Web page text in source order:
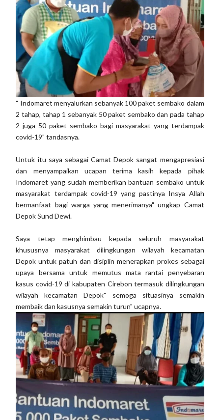
" Indomaret menyalurkan sebanyak 100 paket sembako dalam
2 tahap, tahap 1 sebanyak 50 paket sembako dan pada tahap
2 juga 50 paket sembako bagi masyarakat yang terdampak
covid-19" tandasnya.
Untuk itu saya sebagai Camat Depok sangat mengapresiasi
dan menyampaikan ucapan terima kasih kepada pihak
Indomaret yang sudah memberikan bantuan sembako untuk
masyarakat terdampak covid-19 yang pastinya Insya Allah
bermanfaat bagi warga yang menerimanya" ungkap Camat
Depok Sund Dewi.
Saya tetap menghimbau kepada seluruh masyarakat
khususnya masyarakat dilingkungan wilayah kecamatan
Depok untuk patuh dan disiplin menerapkan prokes sebagai
upaya bersama untuk memutus mata rantai penyebaran
kasus covid-19 di kabupaten Cirebon termasuk dilingkungan
wilayah kecamatan Depok" semoga situasinya semakin
membaik dan kasusnya semakin turun" ucapnya.